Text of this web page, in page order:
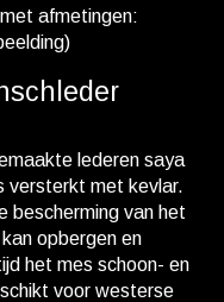
afmetingen:
lederen saya
versterkt met kevlar.
bescherming van het
opbergen en
het mes schoon- en
voor westerse